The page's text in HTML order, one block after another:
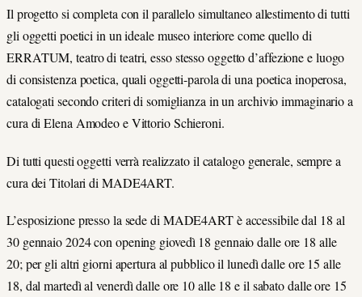
Il progetto si completa con il parallelo simultaneo allestimento di tutti
gli oggetti poetici in un ideale museo interiore come quello di
ERRATUM, teatro di teatri, esso stesso oggetto d’affezione e luogo
di consistenza poetica, quali oggetti-parola di una poetica inoperosa,
catalogati secondo criteri di somiglianza in un archivio immaginario a
cura di Elena Amodeo e Vittorio Schieroni.
Di tutti questi oggetti verrà realizzato il catalogo generale, sempre a
cura dei Titolari di MADE4ART.
L’esposizione presso la sede di MADE4ART è accessibile dal 18 al
30 gennaio 2024 con opening giovedì 18 gennaio dalle ore 18 alle
20; per gli altri giorni apertura al pubblico il lunedì dalle ore 15 alle
18, dal martedì al venerdì dalle ore 10 alle 18 e il sabato dalle ore 15